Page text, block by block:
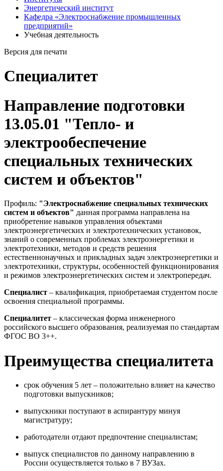
Энергетический институт
Кафедра «Электроснабжение промышленных
предприятий»
Учебная деятельность
Версия для печати
Специалитет
Направление подготовки
13.05.01 "Тепло- и
электрообеспечение
специальных технических
систем и объектов"
Профиль: "Электроснабжение специальных технических
систем и объектов" данная программа направлена на
приобретение навыков управления объектами
электроэнергетических и электротехнических установок,
знаний о современных проблемах электроэнергетики и
электротехники, методов и средств решения
естественнонаучных и прикладных задач электроэнергетики и
электротехники, структуры, особенностей функционирования
и режимов электроэнергетических систем и электропередач.
Специалист – квалификация, приобретаемая студентом после
освоения специальной программы.
Специалитет – классическая форма инженерного
российского высшего образования, реализуемая по стандартам
ФГОС ВО 3++.
Преимущества специалитета
срок обучения 5 лет – положительно влияет на качество
подготовки выпускников;
выпускники поступают в аспирантуру минуя
магистратуру;
работодатели отдают предпочтение специалистам;
выпуск специалистов по данному направлению в
России осуществляется только в 7 ВУЗах.